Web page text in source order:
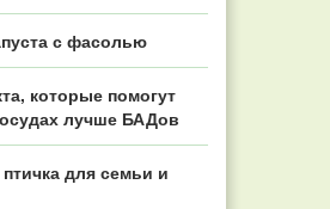
с фасолью
которые помогут
лучше БАДов
для семьи и